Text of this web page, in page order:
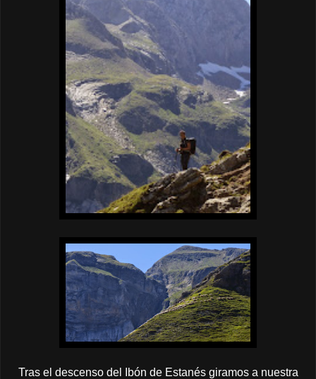
Tras el descenso del Ibón de Estanés giramos a nuestra